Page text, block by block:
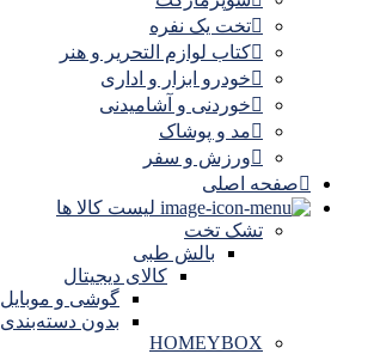
تخت یک نفره
کتاب لوازم التحریر و هنر
خودرو ابزار و اداری
خوردنی و آشامیدنی
مد و پوشاک
ورزش و سفر
صفحه اصلی
لیست کالا ها
تشک تخت
بالش طبی
کالای دیجیتال
گوشی و موبایل
بدون دسته‌بندی
HOMEYBOX